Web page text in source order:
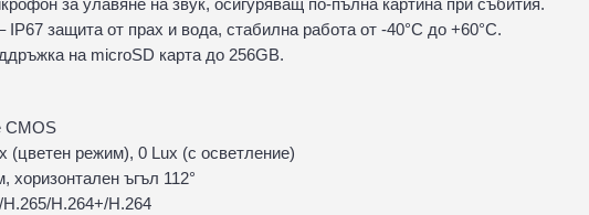
за улавяне на звук, осигуряващ по-пълна картина при събития.
IP67 защита от прах и вода, стабилна работа от -40°C до +60°C.
на microSD карта до 256GB.
CMOS
(цветен режим), 0 Lux (с осветление)
ъгъл 112°
H.264+/H.264